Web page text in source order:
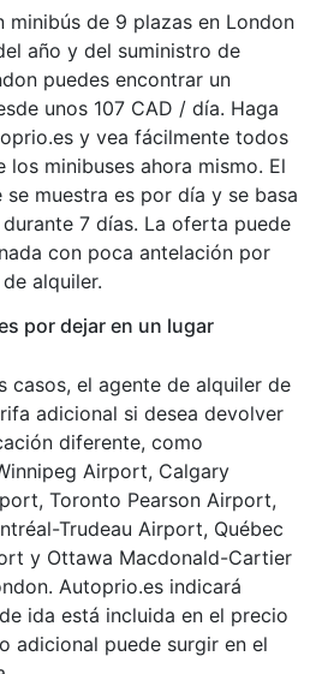
minibús de 9 plazas en London
año y del suministro de
puedes encontrar un
unos 107 CAD / día. Haga
y vea fácilmente todos
los minibuses ahora mismo. El
muestra es por día y se basa
7 días. La oferta puede
con poca antelación por
alquiler.
por dejar en un lugar
casos, el agente de alquiler de
adicional si desea devolver
diferente, como
Airport, Calgary
Toronto Pearson Airport,
Trudeau Airport, Québec
y Ottawa Macdonald-Cartier
Autoprio.es indicará
ida está incluida en el precio
adicional puede surgir en el